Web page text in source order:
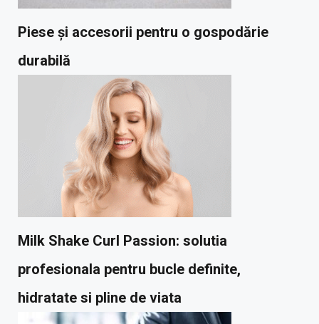
Piese și accesorii pentru o gospodărie
durabilă
Milk Shake Curl Passion: solutia
profesionala pentru bucle definite,
hidratate si pline de viata